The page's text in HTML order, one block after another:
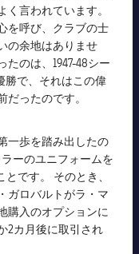
言われています。
を呼び、クラブの士
の余地はありませ
のは、1947-48シー
勝で、それはこの偉
ったのです。
一歩を踏み出したの
ーのユニフォームを
です。 そのとき、
ガロバルトがラ・マ
購入のオプションに
2カ月後に取引され